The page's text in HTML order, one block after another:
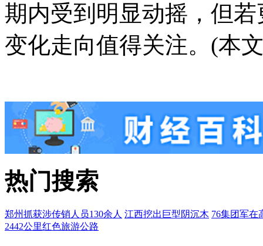
期内受到明显动摇，但
变化走向值得关注。(本
热门搜索
郑州抓获涉传销人员130余人 江西挖出巨型阴沉木 76集团军在
2442公里红色旅游公路